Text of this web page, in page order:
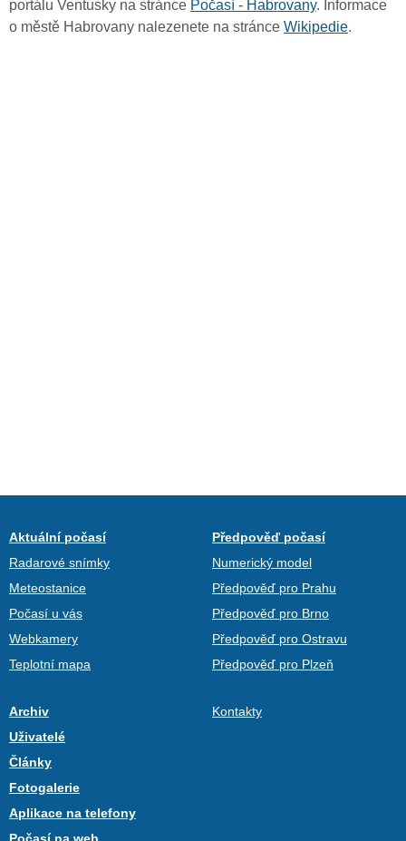
portálu Ventusky na stránce Počasí - Habrovany. Informace
o městě Habrovany nalezenete na stránce Wikipedie.
Aktuální počasí
Radarové snímky
Meteostanice
Počasí u vás
Webkamery
Teplotní mapa
Předpověď počasí
Numerický model
Předpověď pro Prahu
Předpověď pro Brno
Předpověď pro Ostravu
Předpověď pro Plzeň
Archiv
Uživatelé
Články
Fotogalerie
Aplikace na telefony
Kontakty